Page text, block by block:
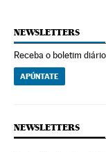
NEWSLETTERS
Receba o boletim
APÚNTATE
NEWSLETTERS